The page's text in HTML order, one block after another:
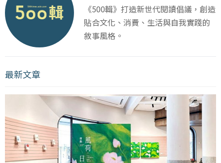
《500輯》打造新世代閱讀倡議，創造
貼合文化、消費、生活與自我實踐的
敘事風格。
最新文章